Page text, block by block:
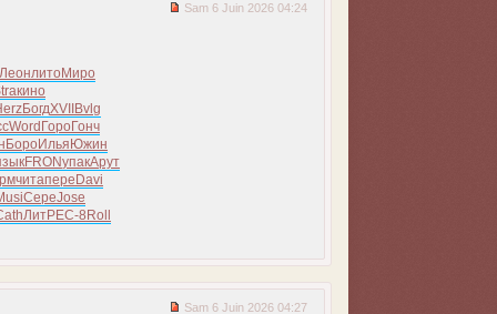
Sam 6 Juin 2026 04:24
лито Миро
кино
БогдXVII Bvlg
Word Горо Гонч
Боро Илья Южин
FRONупакАрут
читапере Davi
СереJose
ЛитРEC-8 Roll
Sam 6 Juin 2026 04:27